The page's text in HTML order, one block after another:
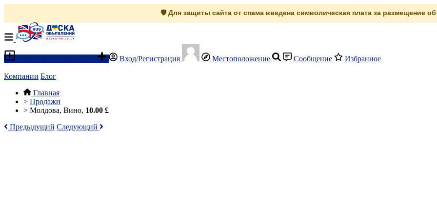
🛡️ Для защиты сайта от спама введена символическая плата за размещение
Вход/Регистрация Местоположение Сообщение Избранное
Компании Блог
Главная
> Продажи
> Молдова, Вино, 10.00 £
Предыдущий Следующий